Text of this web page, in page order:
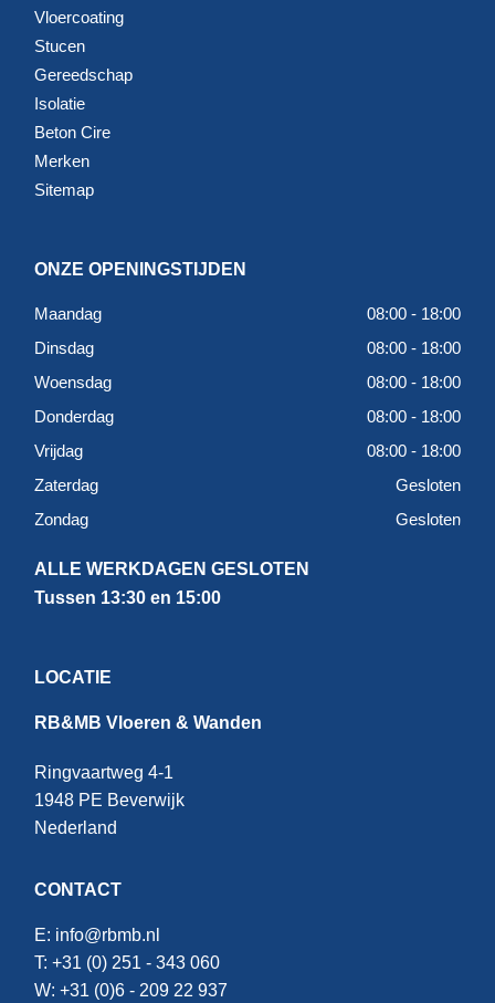
Vloercoating
Stucen
Gereedschap
Isolatie
Beton Cire
Merken
Sitemap
ONZE OPENINGSTIJDEN
Maandag
08:00 - 18:00
Dinsdag
08:00 - 18:00
Woensdag
08:00 - 18:00
Donderdag
08:00 - 18:00
Vrijdag
08:00 - 18:00
Zaterdag
Gesloten
Zondag
Gesloten
ALLE WERKDAGEN GESLOTEN
Tussen 13:30 en 15:00
LOCATIE
RB&MB Vloeren & Wanden
Ringvaartweg 4-1
1948 PE Beverwijk
Nederland
CONTACT
E: info@rbmb.nl
T: +31 (0) 251 - 343 060
W: +31 (0)6 - 209 22 937